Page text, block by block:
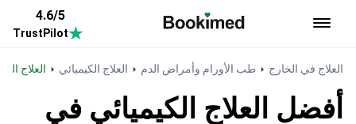
4.6/5
TrustPilot
العلاج في الخارج طب الأورام وأمراض الدم العلاج الكيميائي العلاج
أفضل العلاج الكيميائي في